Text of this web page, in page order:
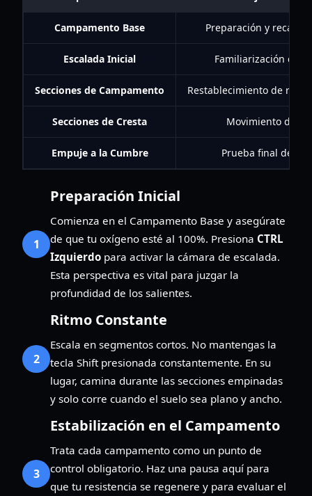
Campamento Base Preparación y recarga
Escalada Inicial Familiarización con
Secciones de Campamento Restablecimiento de
Secciones de Cresta Movimiento de
Empuje a la Cumbre Prueba final de
1
Preparación Inicial
Comienza en el Campamento Base y asegúrate
de que tu oxígeno esté al 100%. Presiona CTRL
Izquierdo para activar la cámara de escalada.
Esta perspectiva es vital para juzgar la
profundidad de los salientes.
2
Ritmo Constante
Escala en segmentos cortos. No mantengas la
tecla Shift presionada constantemente. En su
lugar, camina durante las secciones empinadas
y solo corre cuando el suelo sea plano y ancho.
3
Estabilización en el Campamento
Trata cada campamento como un punto de
control obligatorio. Haz una pausa aquí para
que tu resistencia se regenere y para evaluar el